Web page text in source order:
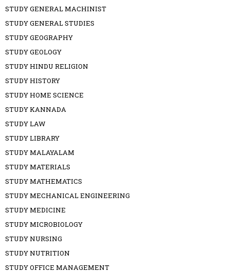
STUDY GENERAL MACHINIST
STUDY GENERAL STUDIES
STUDY GEOGRAPHY
STUDY GEOLOGY
STUDY HINDU RELIGION
STUDY HISTORY
STUDY HOME SCIENCE
STUDY KANNADA
STUDY LAW
STUDY LIBRARY
STUDY MALAYALAM
STUDY MATERIALS
STUDY MATHEMATICS
STUDY MECHANICAL ENGINEERING
STUDY MEDICINE
STUDY MICROBIOLOGY
STUDY NURSING
STUDY NUTRITION
STUDY OFFICE MANAGEMENT